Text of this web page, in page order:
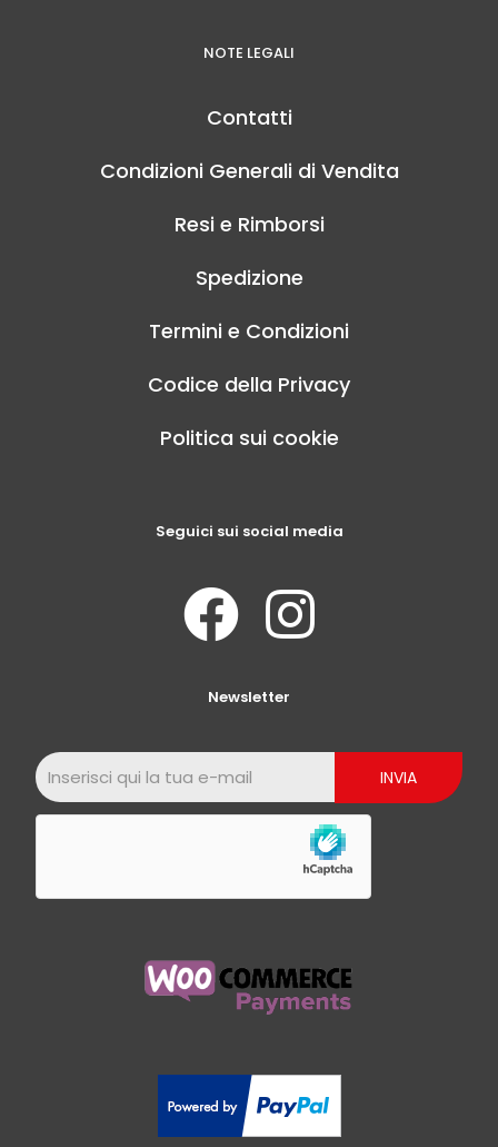
NOTE LEGALI
Contatti
Condizioni Generali di Vendita
Resi e Rimborsi
Spedizione
Termini e Condizioni
Codice della Privacy
Politica sui cookie
Seguici sui social media
Newsletter